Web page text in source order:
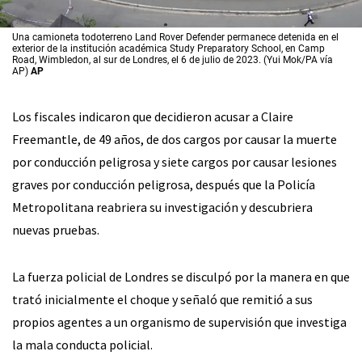
Una camioneta todoterreno Land Rover Defender permanece detenida en el
exterior de la institución académica Study Preparatory School, en Camp
Road, Wimbledon, al sur de Londres, el 6 de julio de 2023. (Yui Mok/PA vía
AP) AP
Los fiscales indicaron que decidieron acusar a Claire
Freemantle, de 49 años, de dos cargos por causar la muerte
por conducción peligrosa y siete cargos por causar lesiones
graves por conducción peligrosa, después que la Policía
Metropolitana reabriera su investigación y descubriera
nuevas pruebas.
La fuerza policial de Londres se disculpó por la manera en que
trató inicialmente el choque y señaló que remitió a sus
propios agentes a un organismo de supervisión que investiga
la mala conducta policial.